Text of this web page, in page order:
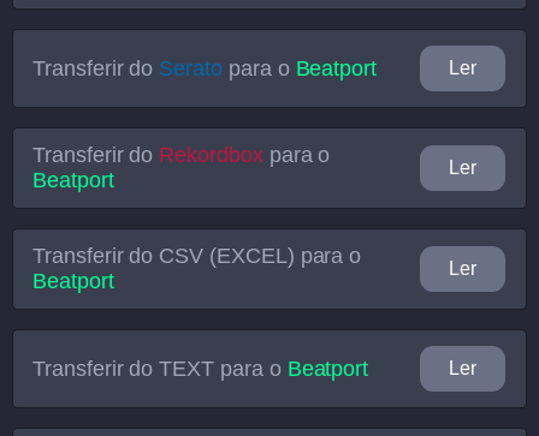
Transferir do Serato para o Beatport Ler
Transferir do Rekordboxpara o
Beatport
Ler
Transferir do CSV (EXCEL) para o
Beatport
Ler
Transferir doTEXT para o Beatport Ler